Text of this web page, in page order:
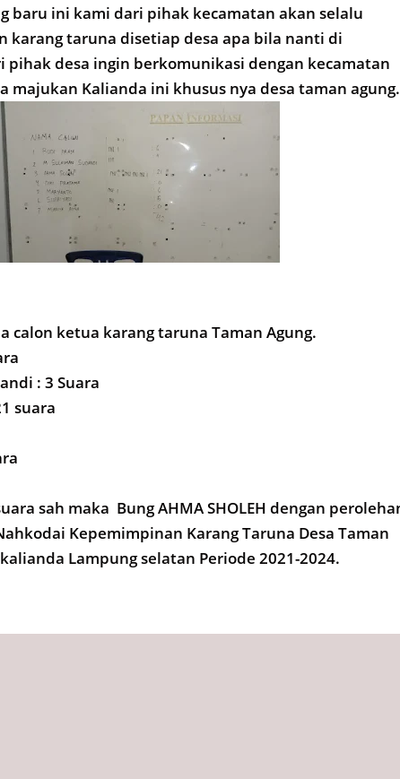
baru ini kami dari pihak kecamatan akan selalu
karang taruna disetiap desa apa bila nanti di
pihak desa ingin berkomunikasi dengan kecamatan
majukan Kalianda ini khusus nya desa taman
calon ketua karang taruna Taman Agung.
: 3 Suara
suara
sah maka Bung AHMA SHOLEH dengan
Kepemimpinan Karang Taruna Desa Taman
Lampung selatan Periode 2021-2024.